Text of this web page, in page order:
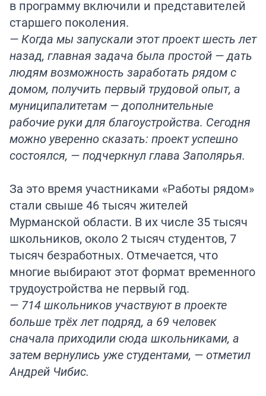
в программу включили и представителей
старшего поколения.
— Когда мы запускали этот проект шесть лет
назад, главная задача была простой — дать
людям возможность заработать рядом с
домом, получить первый трудовой опыт, а
муниципалитетам — дополнительные
рабочие руки для благоустройства. Сегодня
можно уверенно сказать: проект успешно
состоялся, — подчеркнул глава Заполярья.
За это время участниками «Работы рядом»
стали свыше 46 тысяч жителей
Мурманской области. В их числе 35 тысяч
школьников, около 2 тысяч студентов, 7
тысяч безработных. Отмечается, что
многие выбирают этот формат временного
трудоустройства не первый год.
— 714 школьников участвуют в проекте
больше трёх лет подряд, а 69 человек
сначала приходили сюда школьниками, а
затем вернулись уже студентами, — отметил
Андрей Чибис.